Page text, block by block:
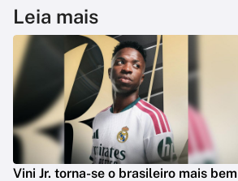
Leia mais
Vini Jr. torna-se o brasileiro mais bem